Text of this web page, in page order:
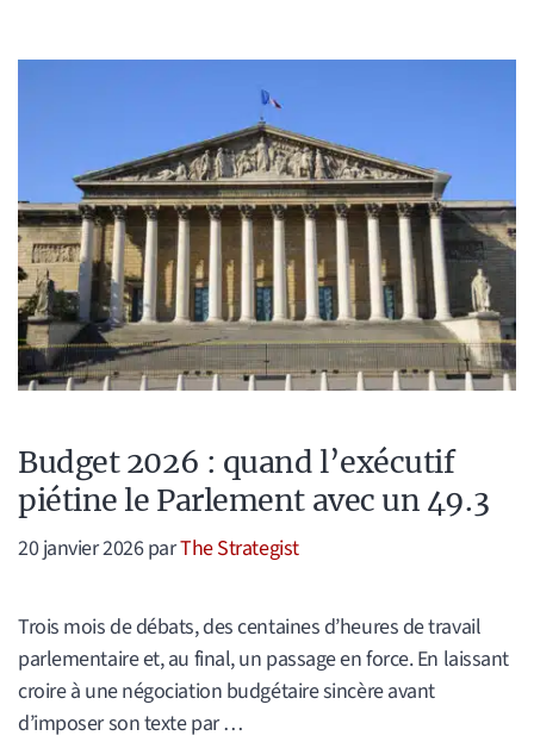
Budget 2026 : quand l’exécutif
piétine le Parlement avec un 49.3
20 janvier 2026parThe Strategist
Trois mois de débats, des centaines d’heures de travail
parlementaire et, au final, un passage en force. En laissant
croire à une négociation budgétaire sincère avant
d’imposer son texte par …